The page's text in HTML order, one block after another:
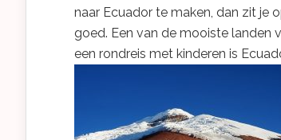
naar Ecuador te maken, dan zit je
goed. Een van de mooiste landen
een rondreis met kinderen is